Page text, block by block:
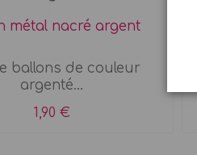
métal nacré argent
ballons de couleur
argenté...
1,90 €